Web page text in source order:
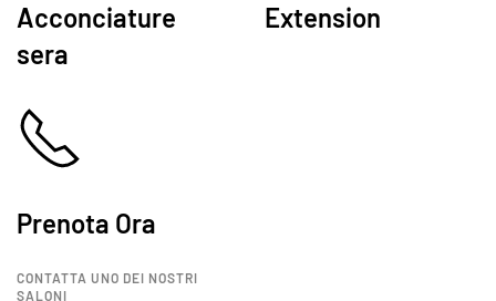
Acconciature
sera
Extension
Prenota Ora
CONTATTA UNO DEI NOSTRI
SALONI